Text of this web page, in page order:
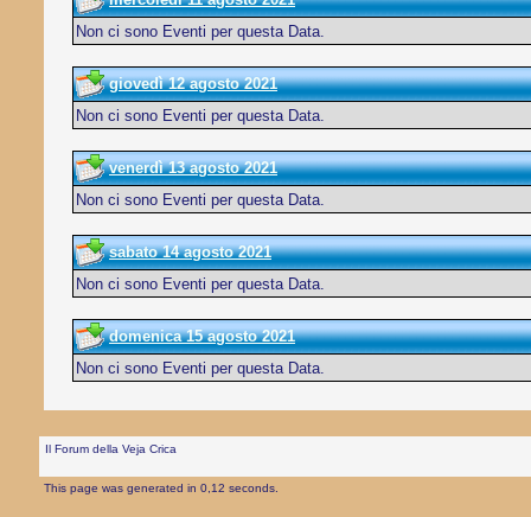
Non ci sono Eventi per questa Data.
giovedì 12 agosto 2021
Non ci sono Eventi per questa Data.
venerdì 13 agosto 2021
Non ci sono Eventi per questa Data.
sabato 14 agosto 2021
Non ci sono Eventi per questa Data.
domenica 15 agosto 2021
Non ci sono Eventi per questa Data.
Il Forum della Veja Crica
This page was generated in 0,12 seconds.